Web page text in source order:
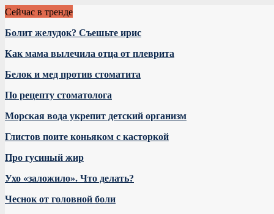
Сейчас в тренде
Болит желудок? Съешьте ирис
Как мама вылечила отца от плеврита
Белок и мед против стоматита
По рецепту стоматолога
Морская вода укрепит детский организм
Глистов поите коньяком с касторкой
Про гусиный жир
Ухо «заложило». Что делать?
Чеснок от головной боли